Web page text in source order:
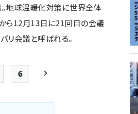
地球温暖化対策に世界全体
ら12月13日に21回目の会議
リ会議と呼ばれる。
最終ページ
6